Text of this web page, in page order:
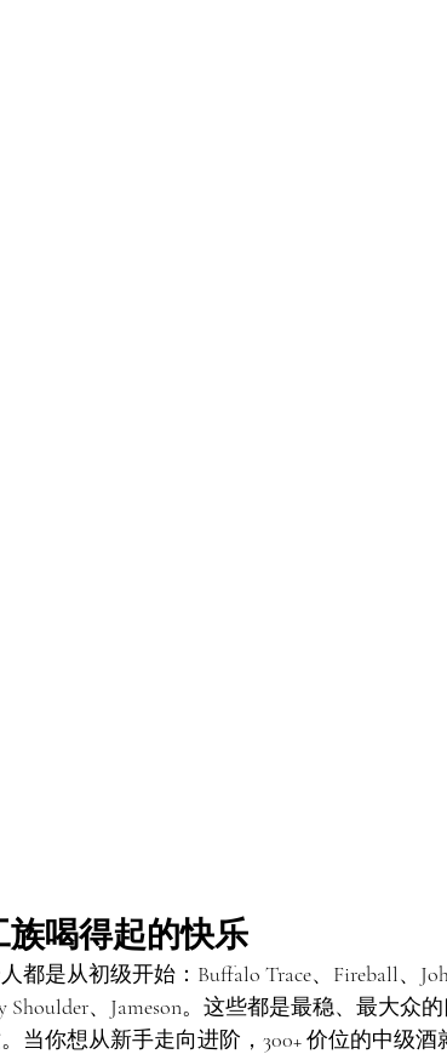
喝得起的快乐
是从初级开始：Buffalo Trace、Fireball、
Shoulder、Jameson。这些都是最稳、最大众
当你想从新手走向进阶，300+ 价位的中级酒